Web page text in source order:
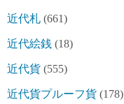
近代札 (661)
近代絵銭 (18)
近代貨 (555)
近代貨プルーフ貨 (178)